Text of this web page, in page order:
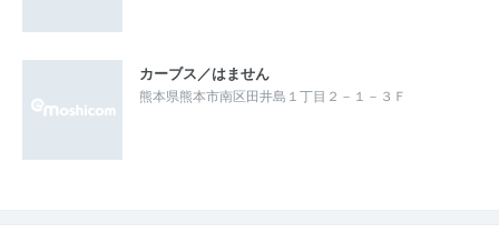
カーブス／はません
熊本県熊本市南区田井島１丁目２－１－３Ｆ